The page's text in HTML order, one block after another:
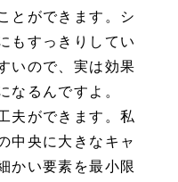
とができます。シ
もすっきりしてい
いので、実は効果
なるんですよ。
夫ができます。私
中央に大きなキャ
かい要素を最小限